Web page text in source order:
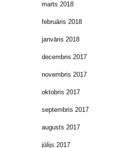
marts 2018
februāris 2018
janvāris 2018
decembris 2017
novembris 2017
oktobris 2017
septembris 2017
augusts 2017
jūlijs 2017